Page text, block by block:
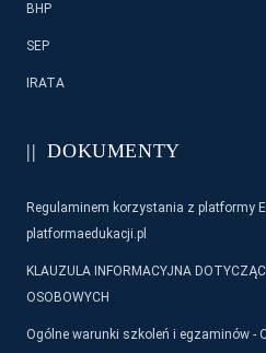
BHP
SEP
IRATA
DOKUMENTY
Regulaminem korzystania z platformy
platformaedukacji.pl
KLAUZULA INFORMACYJNA
OSOBOWYCH
Ogólne warunki szkoleń i egzaminów -